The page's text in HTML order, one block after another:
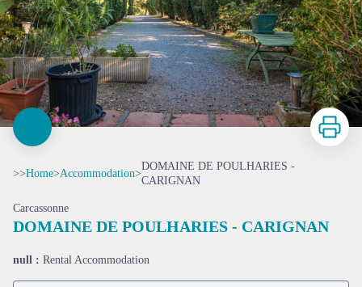
Print
>>Home>Accommodation>
DOMAINE DE POULHARIES -
CARIGNAN
Carcassonne
DOMAINE DE POULHARIES - CARIGNAN
null : Rental Accommodation